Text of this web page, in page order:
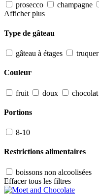
prosecco
champagne
Afficher plus
Type de gâteau
gâteau à étages truquer
Couleur
fruit doux chocolat
Portions
8-10
Restrictions alimentaires
boissons non alcoolisées
Effacer tous les filtres